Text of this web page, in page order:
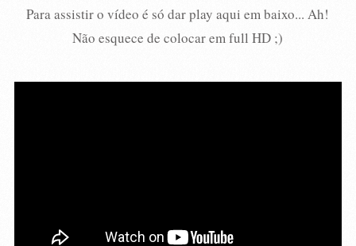
Para assistir o vídeo é só dar play aqui em baixo... Ah!
Não esquece de colocar em full HD ;)